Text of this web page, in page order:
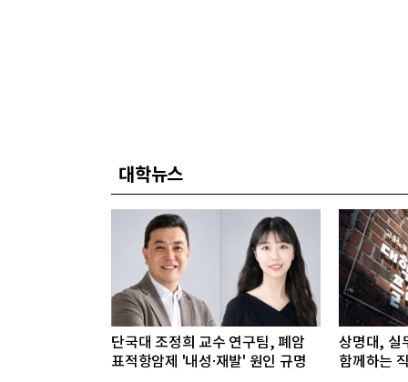
대학뉴스
단국대 조정희 교수 연구팀, 폐암
표적항암제 '내성·재발' 원인 규명
상명대, 실
함께하는